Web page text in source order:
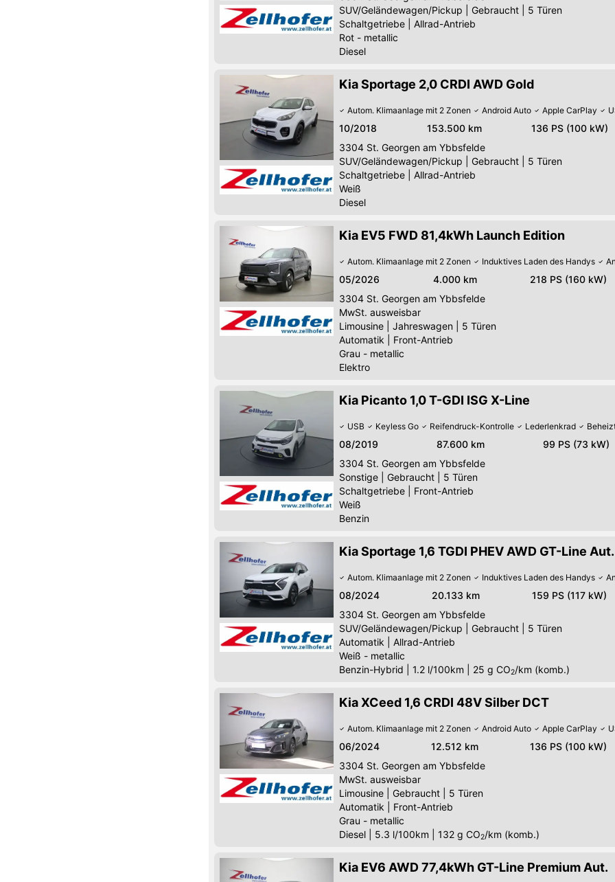
SUV/Geländewagen/Pickup
Gebraucht
5 Türen
Schaltgetriebe
Allrad-Antrieb
Rot - metallic
Diesel
Kia Sportage 2,0 CRDI AWD Gold
Autom. Klimaanlage mit 2 Zonen Android Auto Apple CarPlay
10/2018 153.500 km 136 PS (100 kW)
3304 St. Georgen am Ybbsfelde
SUV/Geländewagen/Pickup
Gebraucht
5 Türen
Schaltgetriebe
Allrad-Antrieb
Weiß
Diesel
Kia EV5 FWD 81,4kWh Launch Edition
Autom. Klimaanlage mit 2 Zonen Induktives Laden des Handys
05/2026 4.000 km 218 PS (160 kW)
3304 St. Georgen am Ybbsfelde
MwSt. ausweisbar
Limousine
Jahreswagen
5 Türen
Automatik
Front-Antrieb
Grau - metallic
Elektro
Kia Picanto 1,0 T-GDI ISG X-Line
USB Keyless Go Reifendruck-Kontrolle Lederlenkrad
08/2019 87.600 km 99 PS (73 kW)
3304 St. Georgen am Ybbsfelde
Sonstige
Gebraucht
5 Türen
Schaltgetriebe
Front-Antrieb
Weiß
Benzin
Kia Sportage 1,6 TGDI PHEV AWD GT-Line Aut.
Autom. Klimaanlage mit 2 Zonen Induktives Laden des Handys
08/2024 20.133 km 159 PS (117 kW)
3304 St. Georgen am Ybbsfelde
SUV/Geländewagen/Pickup
Gebraucht
5 Türen
Automatik
Allrad-Antrieb
Weiß - metallic
Benzin-Hybrid
1.2 l/100km 25 g CO2/km (komb.)
Kia XCeed 1,6 CRDI 48V Silber DCT
Autom. Klimaanlage mit 2 Zonen Android Auto Apple CarPlay
06/2024 12.512 km 136 PS (100 kW)
3304 St. Georgen am Ybbsfelde
MwSt. ausweisbar
Limousine
Gebraucht
5 Türen
Automatik
Front-Antrieb
Grau - metallic
Diesel
5.3 l/100km 132 g CO2/km (komb.)
Kia EV6 AWD 77,4kWh GT-Line Premium Aut.